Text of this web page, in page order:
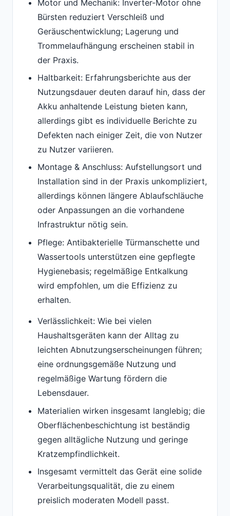
Motor und Mechanik: Inverter-Motor ohne
Bürsten reduziert Verschleiß und
Geräuschentwicklung; Lagerung und
Trommelaufhängung erscheinen stabil in
der Praxis.
Haltbarkeit: Erfahrungsberichte aus der
Nutzungsdauer deuten darauf hin, dass der
Akku anhaltende Leistung bieten kann,
allerdings gibt es individuelle Berichte zu
Defekten nach einiger Zeit, die von Nutzer
zu Nutzer variieren.
Montage & Anschluss: Aufstellungsort und
Installation sind in der Praxis unkompliziert,
allerdings können längere Ablaufschläuche
oder Anpassungen an die vorhandene
Infrastruktur nötig sein.
Pflege: Antibakterielle Türmanschette und
Wassertools unterstützen eine gepflegte
Hygienebasis; regelmäßige Entkalkung
wird empfohlen, um die Effizienz zu
erhalten.
Verlässlichkeit: Wie bei vielen
Haushaltsgeräten kann der Alltag zu
leichten Abnutzungserscheinungen führen;
eine ordnungsgemäße Nutzung und
regelmäßige Wartung fördern die
Lebensdauer.
Materialien wirken insgesamt langlebig; die
Oberflächenbeschichtung ist beständig
gegen alltägliche Nutzung und geringe
Kratzempfindlichkeit.
Insgesamt vermittelt das Gerät eine solide
Verarbeitungsqualität, die zu einem
preislich moderaten Modell passt.